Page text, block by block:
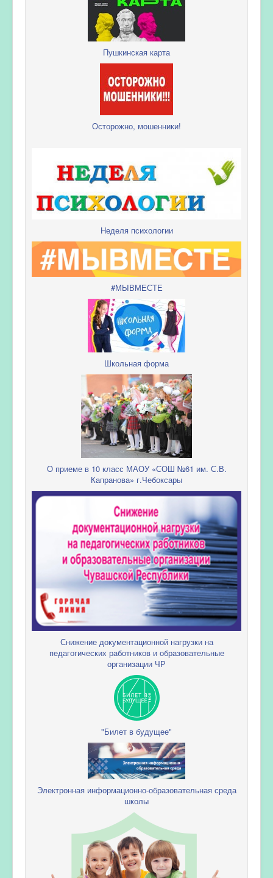
Пушкинская карта
Осторожно, мошенники!
Неделя психологии
#МЫВМЕСТЕ
Школьная форма
О приеме в 10 класс МАОУ «СОШ №61 им. С.В.
Капранова» г.Чебоксары
Снижение документационной нагрузки на
педагогических работников и образовательные
организации ЧР
"Билет в будущее"
Электронная информационно-образовательная среда
школы